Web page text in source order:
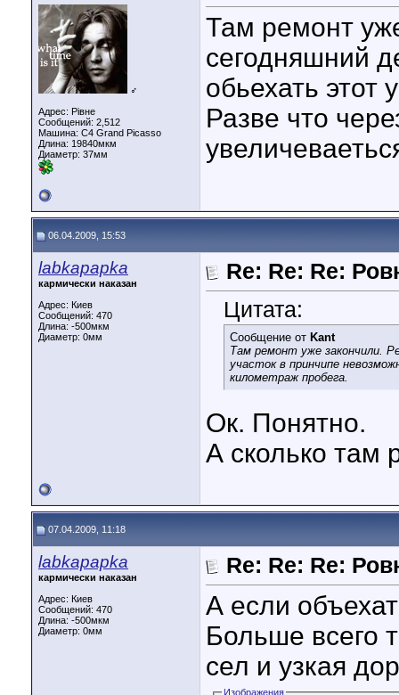
♂
Адрес: Рівне
Сообщений: 2,512
Машина: C4 Grand Picasso
Длина: 19840мкм
Диаметр: 37мм
Там ремонт
сегодняшний
обьехать этот
Разве что
06.04.2009, 15:53
labkapapka
кармически наказан
Адрес: Киев
Сообщений: 470
Длина: -500мкм
Диаметр: 0мм
Re: Re: Re:
Цитата:
Сообщение от Kant
Там ремонт уже закончили.
участок в принчипе
километраж пробега.
Ок. Понятно.
А сколько там
07.04.2009, 11:18
labkapapka
кармически наказан
Адрес: Киев
Сообщений: 470
Длина: -500мкм
Диаметр: 0мм
Re: Re: Re:
А если
Больше всего
сел и узкая
Изображения